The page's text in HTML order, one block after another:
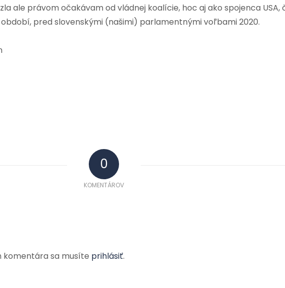
ale právom očakávam od vládnej koalície, hoc aj ako spojenca USA,
pred slovenskými (našimi) parlamentnými voľbami 2020.
0
KOMENTÁROV
komentára sa musíte prihlásiť.